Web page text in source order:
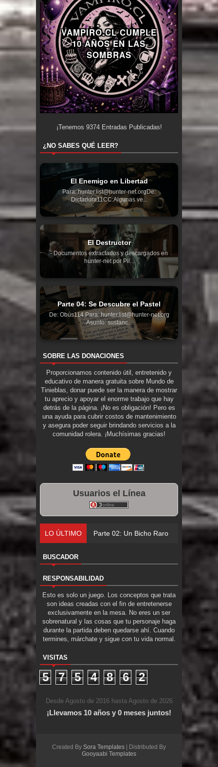
VAMPIRO.CL CUMPLE
10 AÑOS EN LAS
SOMBRAS
¡Tenemos 9374Entradas Publicadas!
¿NO SABES QUÉ LEER?
El Enemigo en Libertad
Para: hunter.list@hunter-net.orgDe:
Dictadora11CC:Algunas ve...
El Destructor
- Documentos extractados y descargados en
hunter-net por Pil...
Parte 04: Se Descubre el Pastel
De: Obús114 Para: hunter.list@hunter-net.org
Asunto: sustanc...
SOBRE LAS DONACIONES
Proporcionamos contenido útil, entretenido y
educativo de manera gratuita sobre Mundo de
Tinieblas, donar puede ser la manera de mostrar
tu aprecio y apoyar el enorme trabajo que hay
detrás de la página. ¡No es obligación! Pero es
una ayuda para cubrir costos de mantenimiento
y asegura poder seguir brindando servicios a la
comunidad rolera. ¡Muchísimas gracias!
Usuarios el Línea
LO ÚLTIMO Parte 02: Un Bicho Raro
BUSCADOR
RESPONSABILIDAD
Esto es solo un juego. Los conceptos que trata
son ideas creadas con el fin de entretenerse
exclusivamente en la mesa. No eres un ser
sobrenatural y las cosas que tu personaje haga
durante la partida deben quedarse ahí. Cuando
termines, márchate y sigue con tu vida normal.
VISITAS
5 7 5 4 8 6 2
Desde Agosto de 2016 hasta Agosto de 2026
¡Llevamos 10 años y 0 meses juntos!
Created By Sora Templates | Distributed By
Gooyaabi Templates